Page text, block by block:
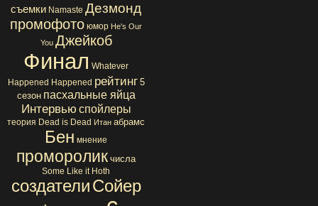
съемки Namaste Дезмонд
промофото юмор He's Our
You Джейкоб
Финал Whatever
Happened Happened рейтинг 5
сезон пасхальные яйца
Интервью спойлеры
теория Dead is Dead Итан абрамс
Бен мнение
проморолик числа
Some Like it Hoth
создателиСойер